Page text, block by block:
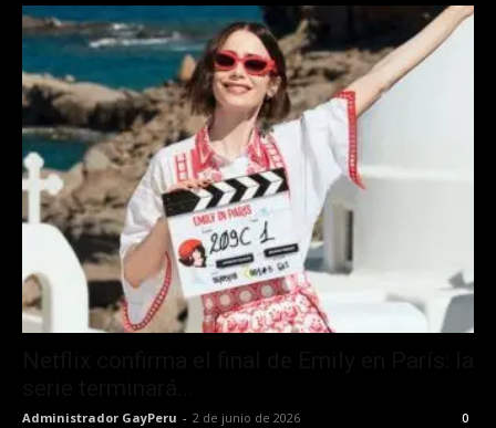
Administrador GayPeru - 2 de junio de 2026 0